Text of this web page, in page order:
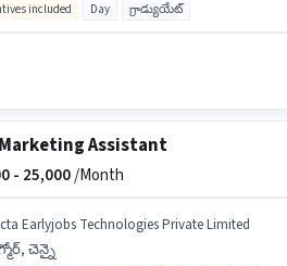
included Day గ్రాడ్యుయేట్
Assistant
- 25,000/Month
Earlyjobs Technologies Private Limited
చెన్నై